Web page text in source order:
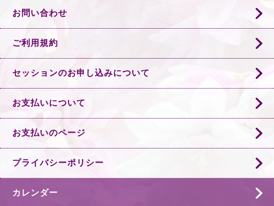
お問い合わせ
ご利用規約
セッションのお申し込みについて
お支払いについて
お支払いのページ
プライバシーポリシー
カレンダー